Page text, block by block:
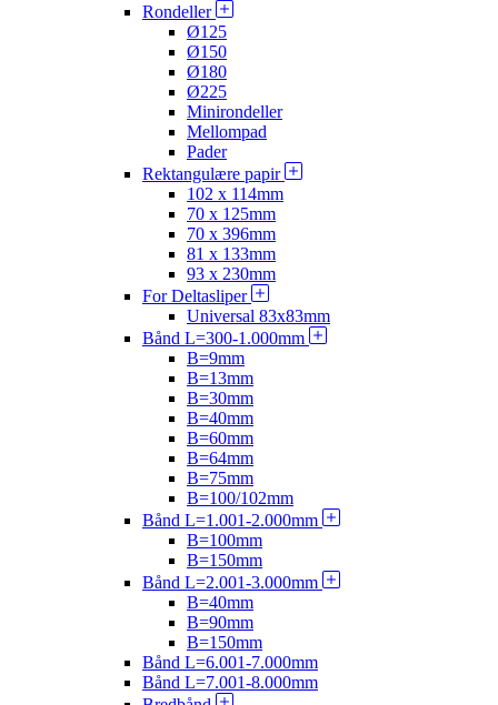
Rondeller
Ø125
Ø150
Ø180
Ø225
Minirondeller
Mellompad
Pader
Rektangulære papir
102 x 114mm
70 x 125mm
70 x 396mm
81 x 133mm
93 x 230mm
For Deltasliper
Universal 83x83mm
Bånd L=300-1.000mm
B=9mm
B=13mm
B=30mm
B=40mm
B=60mm
B=64mm
B=75mm
B=100/102mm
Bånd L=1.001-2.000mm
B=100mm
B=150mm
Bånd L=2.001-3.000mm
B=40mm
B=90mm
B=150mm
Bånd L=6.001-7.000mm
Bånd L=7.001-8.000mm